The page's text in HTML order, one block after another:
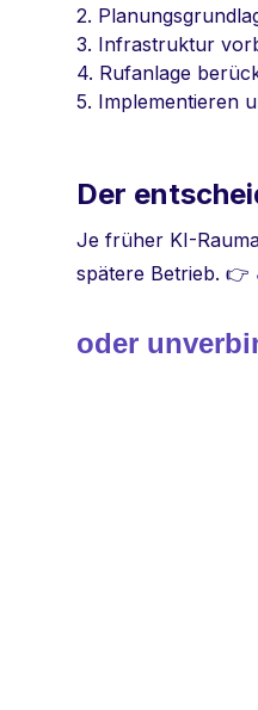
2.
3. Infrastruktur
4. Rufanlage
5. Implementieren
Der
Je früher KI-
spätere Betrieb. 👉
oder